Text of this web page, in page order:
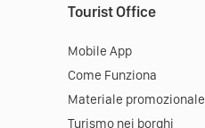
Tourist Office
Mobile App
Come Funziona
Materiale promozionale
Turismo nei borghi